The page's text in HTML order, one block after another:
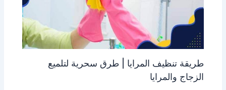
طريقة تنظيف المرايا | طرق سحرية لتلميع
الزجاج والمرايا